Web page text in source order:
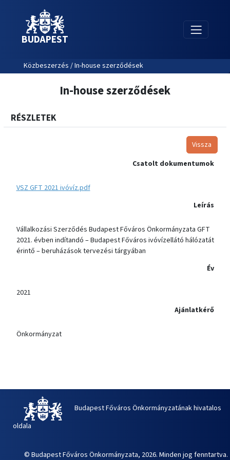
BUDAPEST
Közbeszerzés / In-house szerződések
In-house szerződések
RÉSZLETEK
Vissza
Csatolt dokumentumok
VSZ GFT 2021 ivóvíz.pdf
Leírás
Vállalkozási Szerződés Budapest Főváros Önkormányzata GFT
2021. évben indítandó – Budapest Főváros ivóvízellátó hálózatát
érintő – beruházások tervezési tárgyában
Év
2021
Ajánlatkérő
Önkormányzat
Budapest Főváros Önkormányzatának hivatalos
oldala
© Budapest Főváros Önkormányzata, 2026. Minden jog fenntartva.